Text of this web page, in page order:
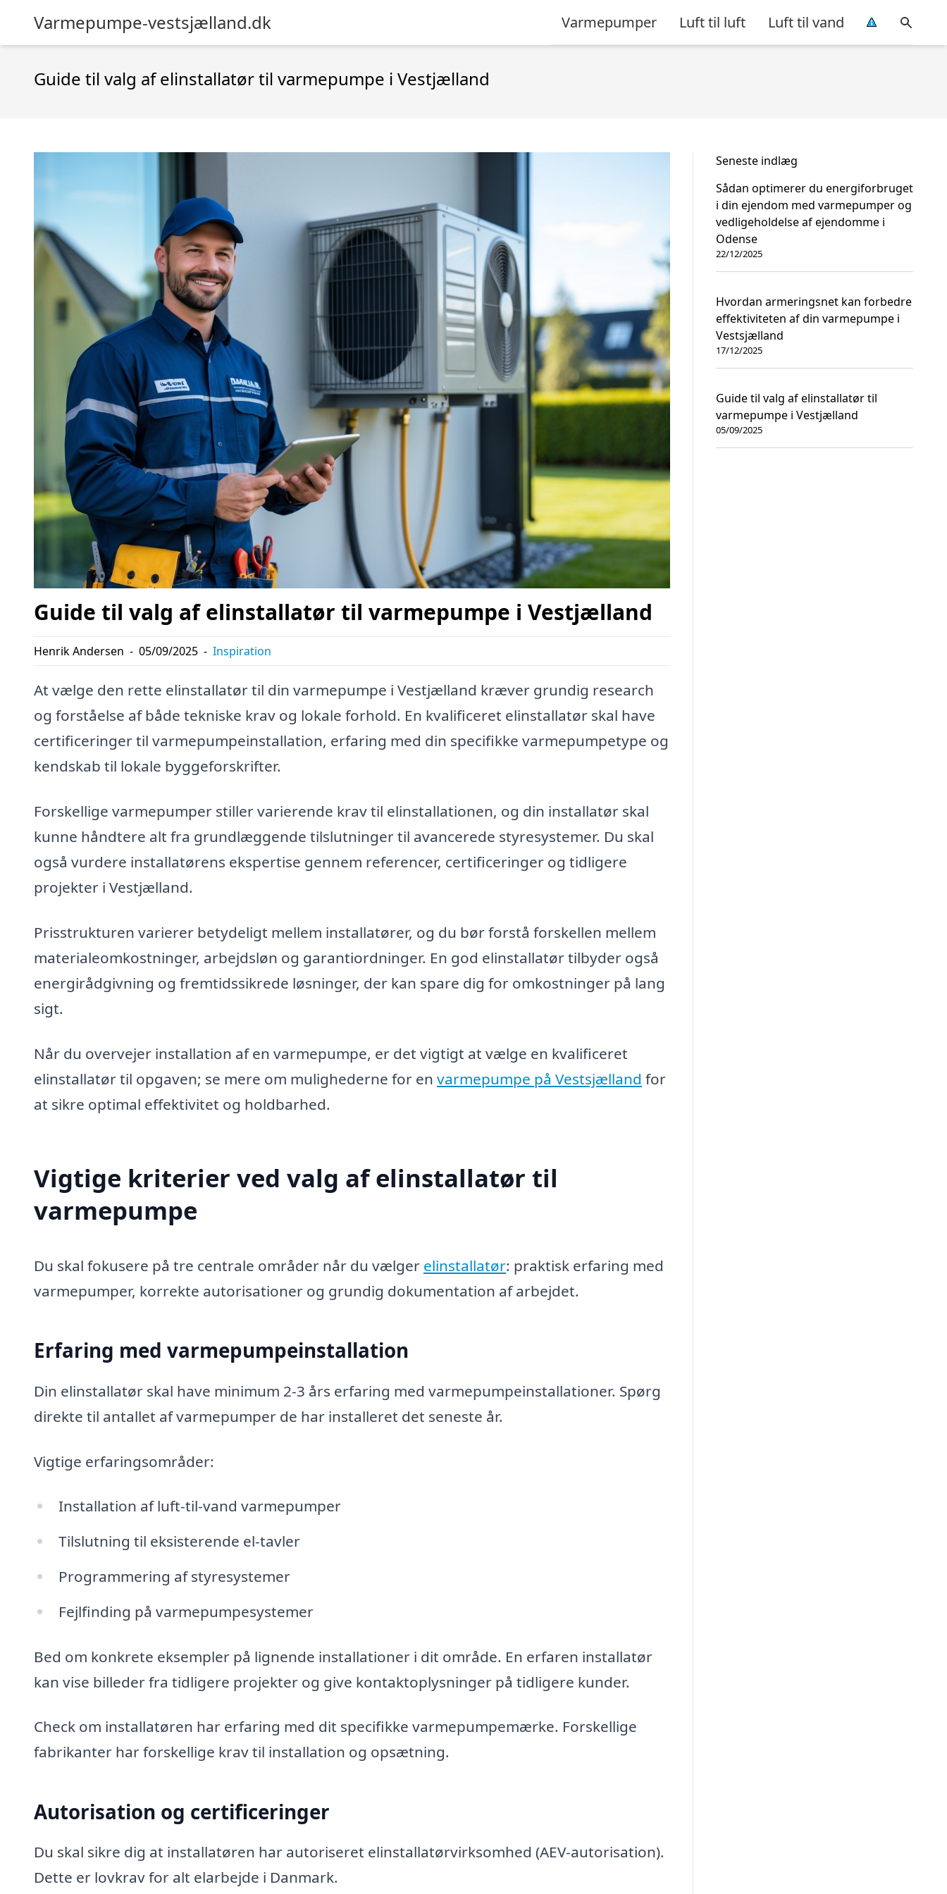
Varmepumpe-vestsjælland.dk Varmepumper Luft til luft Luft til vand
Guide til valg af elinstallatør til varmepumpe i Vestjælland
Guide til valg af elinstallatør til varmepumpe i Vestjælland
Henrik Andersen - 05/09/2025 - Inspiration
At vælge den rette elinstallatør til din varmepumpe i Vestjælland kræver grundig research
og forståelse af både tekniske krav og lokale forhold. En kvalificeret elinstallatør skal have
certificeringer til varmepumpeinstallation, erfaring med din specifikke varmepumpetype og
kendskab til lokale byggeforskrifter.
Forskellige varmepumper stiller varierende krav til elinstallationen, og din installatør skal
kunne håndtere alt fra grundlæggende tilslutninger til avancerede styresystemer. Du skal
også vurdere installatørens ekspertise gennem referencer, certificeringer og tidligere
projekter i Vestjælland.
Prisstrukturen varierer betydeligt mellem installatører, og du bør forstå forskellen mellem
materialeomkostninger, arbejdsløn og garantiordninger. En god elinstallatør tilbyder også
energirådgivning og fremtidssikrede løsninger, der kan spare dig for omkostninger på lang
sigt.
Når du overvejer installation af en varmepumpe, er det vigtigt at vælge en kvalificeret
elinstallatør til opgaven; se mere om mulighederne for en varmepumpe på Vestsjælland for
at sikre optimal effektivitet og holdbarhed.
Vigtige kriterier ved valg af elinstallatør til
varmepumpe
Du skal fokusere på tre centrale områder når du vælger elinstallatør: praktisk erfaring med
varmepumper, korrekte autorisationer og grundig dokumentation af arbejdet.
Erfaring med varmepumpeinstallation
Din elinstallatør skal have minimum 2-3 års erfaring med varmepumpeinstallationer. Spørg
direkte til antallet af varmepumper de har installeret det seneste år.
Vigtige erfaringsområder:
Installation af luft-til-vand varmepumper
Tilslutning til eksisterende el-tavler
Programmering af styresystemer
Fejlfinding på varmepumpesystemer
Bed om konkrete eksempler på lignende installationer i dit område. En erfaren installatør
kan vise billeder fra tidligere projekter og give kontaktoplysninger på tidligere kunder.
Check om installatøren har erfaring med dit specifikke varmepumpemærke. Forskellige
fabrikanter har forskellige krav til installation og opsætning.
Autorisation og certificeringer
Du skal sikre dig at installatøren har autoriseret elinstallatørvirksomhed (AEV-autorisation).
Dette er lovkrav for alt elarbejde i Danmark.
Seneste indlæg
Sådan optimerer du energiforbruget
i din ejendom med varmepumper og
vedligeholdelse af ejendomme i
Odense
22/12/2025
Hvordan armeringsnet kan forbedre
effektiviteten af din varmepumpe i
Vestsjælland
17/12/2025
Guide til valg af elinstallatør til
varmepumpe i Vestjælland
05/09/2025